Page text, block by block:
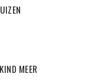
MEER